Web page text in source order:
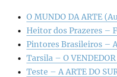
O MUNDO DA ARTE
Heitor dos Prazeres –
Pintores Brasileiros –
Tarsila – O VENDEDOR
Teste – A ARTE DO